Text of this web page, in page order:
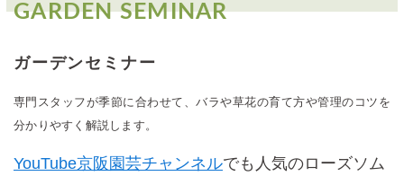
GARDEN SEMINAR
ガーデンセミナー
専門スタッフが季節に合わせて、バラや草花の育て方や管理のコツを
分かりやすく解説します。
YouTube京阪園芸チャンネルでも人気のローズソム